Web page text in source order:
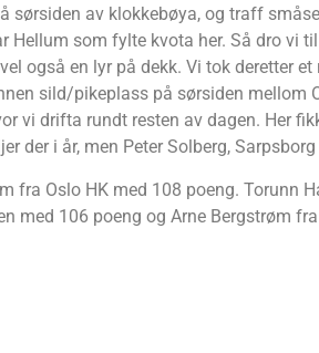
sørsiden av klokkebøya, og traff
som fylte kvota her. Så dro vi
også en lyr på dekk. Vi tok deretter
sild/pikeplass på sørsiden mellom
vi drifta rundt resten av dagen. Her
der i år, men Peter Solberg,
fra Oslo HK med 108 poeng. Torunn
med 106 poeng og Arne Bergstrøm